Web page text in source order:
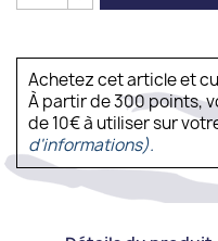
Achetez cet article et
À partir de 300 points,
de 10€ à utiliser sur
d'informations).